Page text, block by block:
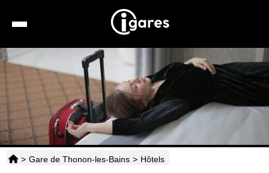
Location de voiture
Hôtels
Taxis
> Gare de Thonon-les-Bains > Hôtels